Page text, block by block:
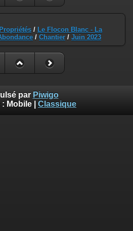
/ Le Flocon Blanc - La
/ Chantier / Juin 2023
par Piwigo
: Mobile Classique